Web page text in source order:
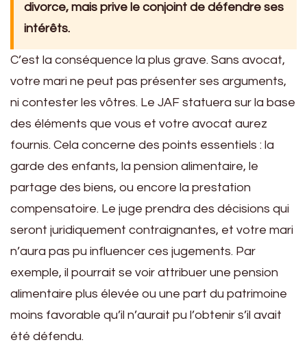
divorce, mais prive le conjoint de défendre ses
intérêts.
C’est la conséquence la plus grave. Sans avocat,
votre mari ne peut pas présenter ses arguments,
ni contester les vôtres. Le JAF statuera sur la base
des éléments que vous et votre avocat aurez
fournis. Cela concerne des points essentiels : la
garde des enfants, la pension alimentaire, le
partage des biens, ou encore la prestation
compensatoire. Le juge prendra des décisions qui
seront juridiquement contraignantes, et votre mari
n’aura pas pu influencer ces jugements. Par
exemple, il pourrait se voir attribuer une pension
alimentaire plus élevée ou une part du patrimoine
moins favorable qu’il n’aurait pu l’obtenir s’il avait
été défendu.